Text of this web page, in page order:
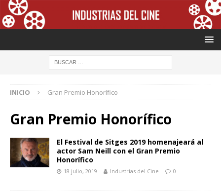
INICIO Gran Premio Honorífico
Gran Premio Honorífico
El Festival de Sitges 2019 homenajeará al
actor Sam Neill con el Gran Premio
Honorífico
18 julio, 2019 Industrias del Cine 0